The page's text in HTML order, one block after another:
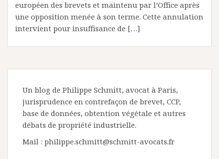
européen des brevets et maintenu par l’Office après
une opposition menée à son terme. Cette annulation
intervient pour insuffisance de […]
Un blog de Philippe Schmitt, avocat à Paris,
jurisprudence en contrefaçon de brevet, CCP,
base de données, obtention végétale et autres
débats de propriété industrielle.
Mail : philippe.schmitt@schmitt-avocats.fr